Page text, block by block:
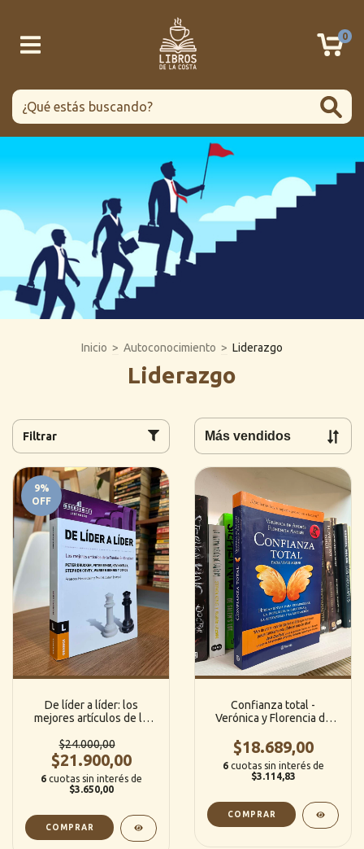
0
Inicio > Autoconocimiento > Liderazgo
Liderazgo
Filtrar
9%
OFF
De líder a líder: los
mejores artículos de la
Peter Drucker / Peter
Senge / Kevin Kelly y
otros (Granica)
$24.000,00
$21.900,00
6 cuotas sin interés de
$3.650,00
Confianza total -
Verónica y Florencia de
$18.689,00
6 cuotas sin interés de
$3.114,83